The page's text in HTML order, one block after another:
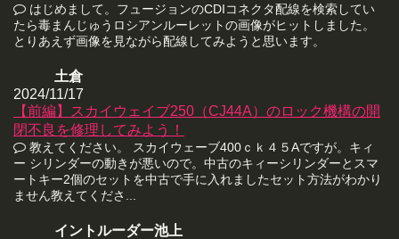
はじめまして。フュージョンのCDIコネクタ配線を検索してい
たら毒まんじゅうロシアンルーレットの画像がヒットしました。
とりあえず画像を見ながら配線してみようと思います。
土倉
2024/11/17
【前編】スカイウェイブ250（CJ44A）のロック機構の開
閉不良を修理してみよう！
教えてください。 スカイウェーブ400ｃｋ４５Aですが。キィ
ー シリンダーの動きが悪いので。中古のキィーシリンダーとスマ
ートキー2個のセットを中古で手に入れましたセット方法がわかり
ません教えてくださ...
イントルーダー池上